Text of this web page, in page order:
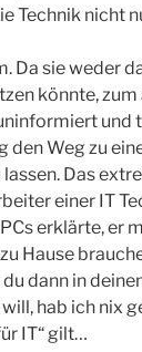
Technik nicht
Da sie weder
könnte,
und
den Weg zu
Das
einer IT
erklärte, er
Hause
dann in
hab ich nix
IT“ gilt…